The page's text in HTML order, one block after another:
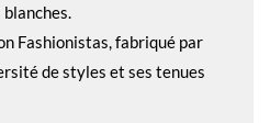
Fashionistas, fabriqué par
de styles et ses tenues